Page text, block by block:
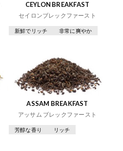
CEYLON BREAKFAST
セイロンブレックファースト
新鮮でリッチ 非常に爽やか
ASSAM BREAKFAST
アッサム ブレックファースト
芳醇な香り リッチ